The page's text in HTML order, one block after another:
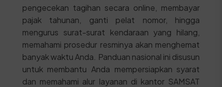
pengecekan tagihan secara online, membayar
pajak tahunan, ganti pelat nomor, hingga
mengurus surat-surat kendaraan yang hilang,
memahami prosedur resminya akan menghemat
banyak waktu Anda. Panduan nasional ini disusun
untuk membantu Anda mempersiapkan syarat
dan memahami alur layanan di kantor SAMSAT